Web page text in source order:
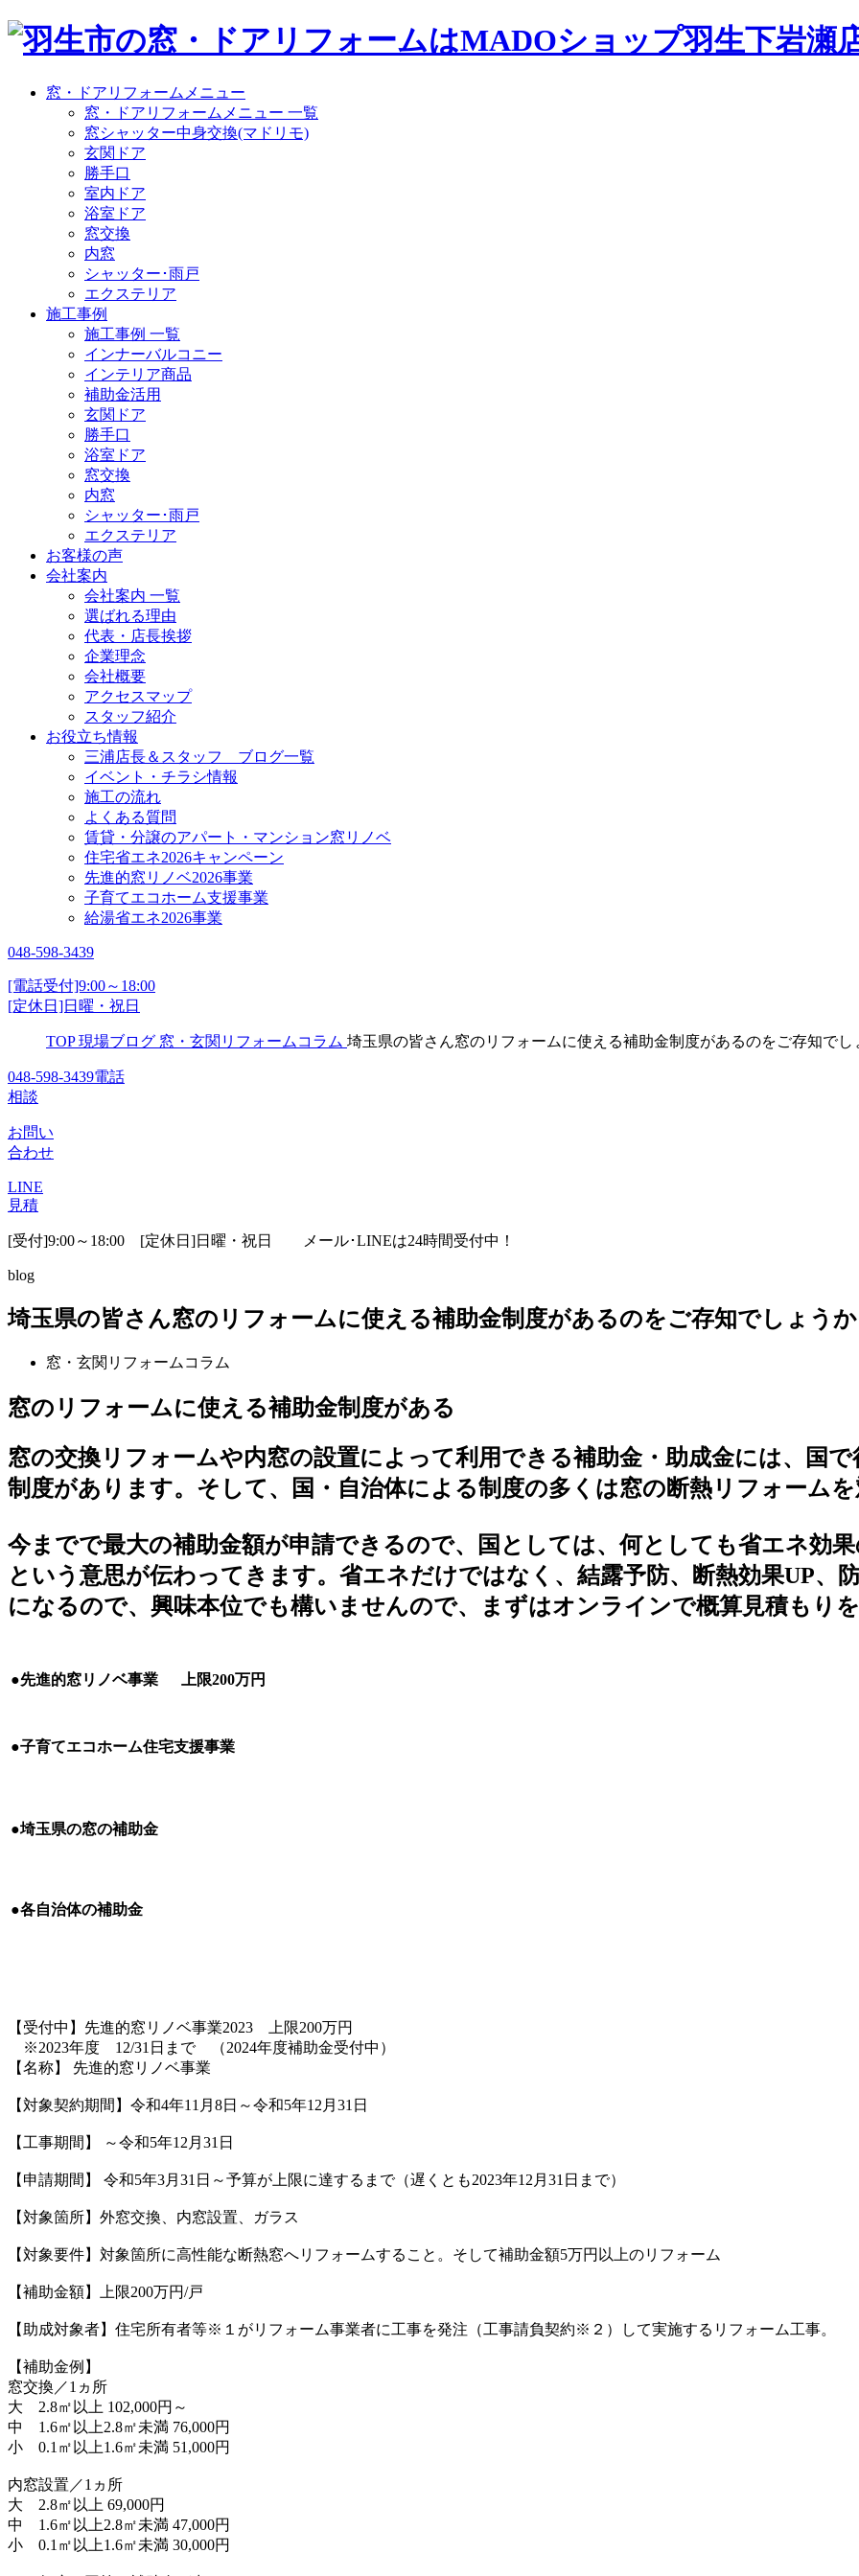
窓・ドアリフォームメニュー
窓・ドアリフォームメニュー 一覧
窓シャッター中身交換(マドリモ)
玄関ドア
勝手口
室内ドア
浴室ドア
窓交換
内窓
シャッター･雨戸
エクステリア
施工事例
施工事例 一覧
インナーバルコニー
インテリア商品
補助金活用
玄関ドア
勝手口
浴室ドア
窓交換
内窓
シャッター･雨戸
エクステリア
お客様の声
会社案内
会社案内 一覧
選ばれる理由
代表・店長挨拶
企業理念
会社概要
アクセスマップ
スタッフ紹介
お役立ち情報
三浦店長＆スタッフ ブログ一覧
イベント・チラシ情報
施工の流れ
よくある質問
賃貸・分譲のアパート・マンション窓リノベ
住宅省エネ2026キャンペーン
先進的窓リノベ2026事業
子育てエコホーム支援事業
給湯省エネ2026事業
048-598-3439
[電話受付]9:00～18:00
[定休日]日曜・祝日
TOP 現場ブログ 窓・玄関リフォームコラム 埼玉県の皆さん窓のリフォームに使える補助金制度があるのをご存知でし
048-598-3439電話
相談
お問い
合わせ
LINE
見積
[受付]9:00～18:00 [定休日]日曜・祝日 メール･LINEは24時間受付中！
blog
埼玉県の皆さん窓のリフォームに使える補助金制度があるのをご存知でしょう
窓・玄関リフォームコラム
窓のリフォームに使える補助金制度がある
窓の交換リフォームや内窓の設置によって利用できる補助金・助成金には、国
制度があります。そして、国・自治体による制度の多くは窓の断熱リフォーム
今までで最大の補助金額が申請できるので、国としては、何としても省エネ効
という意思が伝わってきます。省エネだけではなく、結露予防、断熱効果UP、
になるので、興味本位でも構いませんので、まずはオンラインで概算見積もり
●先進的窓リノベ事業 上限200万円
●子育てエコホーム住宅支援事業
●埼玉県の窓の補助金
●各自治体の補助金
【受付中】先進的窓リノベ事業2023 上限200万円
※2023年度 12/31日まで （2024年度補助金受付中）
【名称】 先進的窓リノベ事業
【対象契約期間】令和4年11月8日～令和5年12月31日
【工事期間】 ～令和5年12月31日
【申請期間】 令和5年3月31日～予算が上限に達するまで（遅くとも2023年12月31日まで）
【対象箇所】外窓交換、内窓設置、ガラス
【対象要件】対象箇所に高性能な断熱窓へリフォームすること。そして補助金額5万円以上のリフォーム
【補助金額】上限200万円/戸
【助成対象者】住宅所有者等※１がリフォーム事業者に工事を発注（工事請負契約※２）して実施するリフォーム工事。
【補助金例】
窓交換／1ヵ所
大 2.8㎡以上 102,000円～
中 1.6㎡以上2.8㎡未満 76,000円
小 0.1㎡以上1.6㎡未満 51,000円
内窓設置／1ヵ所
大 2.8㎡以上 69,000円
中 1.6㎡以上2.8㎡未満 47,000円
小 0.1㎡以上1.6㎡未満 30,000円